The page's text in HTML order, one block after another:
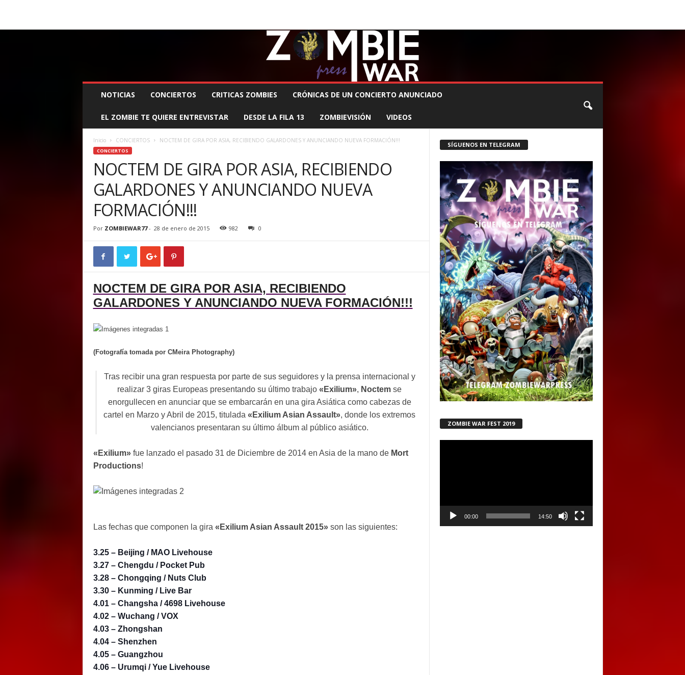
I
NOTICIAS CONCIERTOS CRITICAS ZOMBIES CRÓNICAS DE UN CONCIERTO ANUNCIADO
EL ZOMBIE TE QUIERE ENTREVISTAR DESDE LA FILA 13 ZOMBIEVISIÓN VIDEOS
Inicio CONCIERTOS NOCTEM DE GIRA POR ASIA, RECIBIENDO GALARDONES Y ANUNCIANDO NUEVA FORMACIÓN!!!
CONCIERTOS
NOCTEM DE GIRA POR ASIA, RECIBIENDO
GALARDONES Y ANUNCIANDO NUEVA
FORMACIÓN!!!
Por ZOMBIEWAR77- 28 de enero de 2015 982 0
NOCTEM DE GIRA POR ASIA, RECIBIENDO
GALARDONES Y ANUNCIANDO NUEVA FORMACIÓN!!!
(Fotografía tomada por CMeira Photography)
Tras recibir una gran respuesta por parte de sus seguidores y la prensa internacional y
realizar 3 giras Europeas presentando su último trabajo«Exilium», Noctem se
enorgullecen en anunciar que se embarcarán en una gira Asiática como cabezas de
cartel en Marzo y Abril de 2015, titulada«Exilium Asian Assault», donde los extremos
valencianos presentaran su último álbum al público asiático.
«Exilium»fue lanzado el pasado 31 de Diciembre de 2014 en Asia de la mano de Mort
Productions!
Las fechas que componen la gira «Exilium Asian Assault 2015»son las siguientes:
3.25 – Beijing / MAO Livehouse
3.27 – Chengdu / Pocket Pub
3.28 – Chongqing / Nuts Club
3.30 – Kunming / Live Bar
4.01 – Changsha / 4698 Livehouse
4.02 – Wuchang / VOX
4.03 – Zhongshan
4.04 – Shenzhen
4.05 – Guangzhou
4.06 – Urumqi / Yue Livehouse
SÍGUENOS EN TELEGRAM
ZOMBIE WAR FEST 2019
00:00 14:50